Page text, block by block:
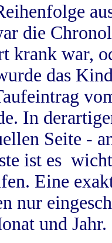
die
krank war,
das
In
Seite -
ist es
Eine
nur
und Jahr.